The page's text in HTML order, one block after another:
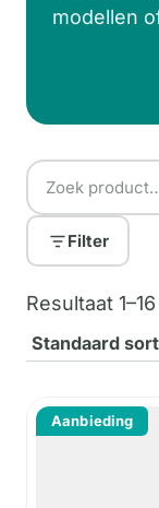
modellen
Filter
Resultaat
Aanbieding